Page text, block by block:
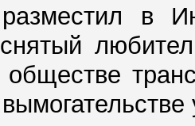
в
обществе